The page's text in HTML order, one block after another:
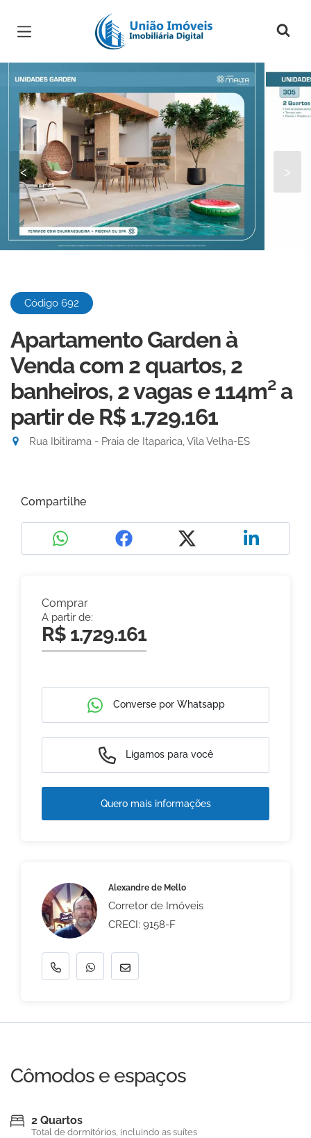
Página inicial
< >
Código 692
Apartamento Garden à
Venda com 2 quartos, 2
banheiros, 2 vagas e 114m²a
partir de R$ 1.729.161
Rua Ibitirama - Praia de Itaparica, Vila Velha-ES
Compartilhe
Comprar
A partir de:
R$ 1.729.161
Converse por Whatsapp
Ligamos para você
Quero mais informações
Alexandre de Mello
Corretor de Imóveis
CRECI: 9158-F
Cômodos e espaços
2 Quartos
Total de dormitórios, incluindo as suítes